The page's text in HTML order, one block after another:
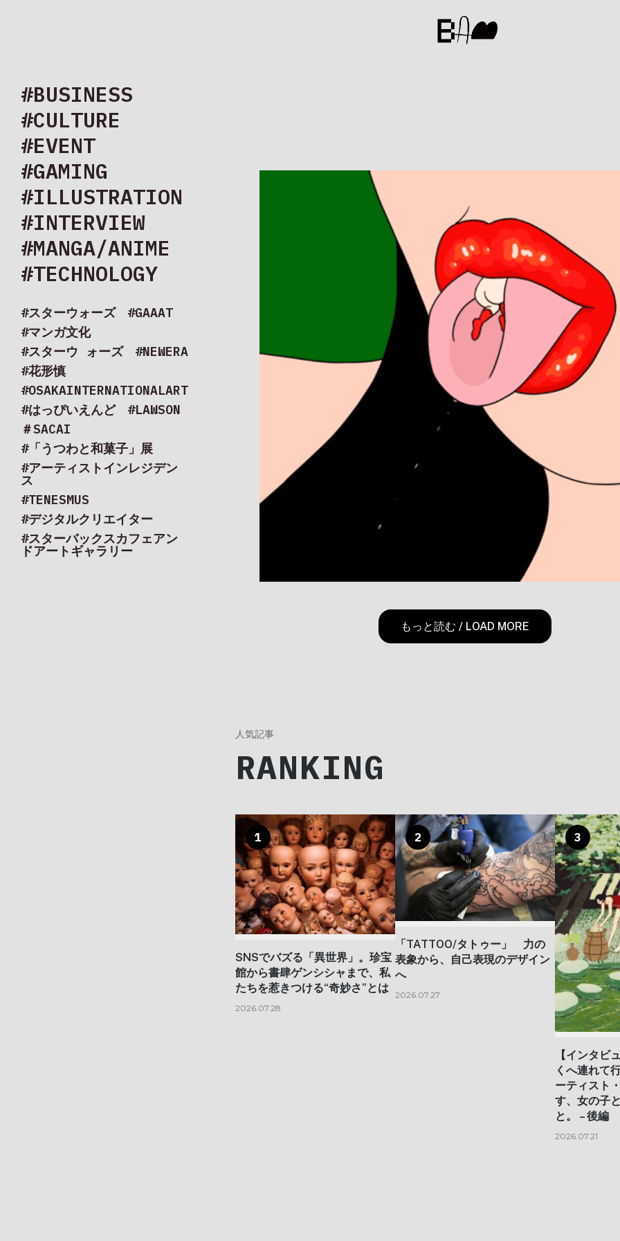
BAM
#BUSINESS
#CULTURE
#EVENT
#GAMING
#ILLUSTRATION
#INTERVIEW
#MANGA/ANIME
#TECHNOLOGY
#スターウォーズ
#GAAAT
#マンガ文化
#スターウ ォーズ
#NEWERA
#花形慎
#OSAKAINTERNATIONALART
#はっぴいえんど
#LAWSON
＃SACAI
#「うつわと和菓子」展
#アーティストインレジデン
ス
#TENESMUS
#デジタルクリエイター
#スターバックスカフェアン
ドアートギャラリー #冠木佐和子
もっと読む / LOAD MORE
人気記事
RANKING
1
SNSでバズる「異世界」。珍宝
館から書肆ゲンシシャまで、私
たちを惹きつける“奇妙さ”とは
2026.07.28
2
「TATTOO/タトゥー」 力の
表象から、自己表現のデザイン
へ
2026.07.27
3
【インタビ
くへ連れて
ーティスト
す、女の子
と。 – 後編
2026.07.21